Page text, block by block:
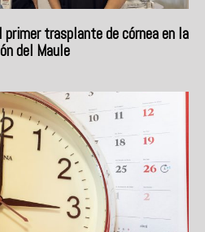
trasplante de córnea en la
del Maule